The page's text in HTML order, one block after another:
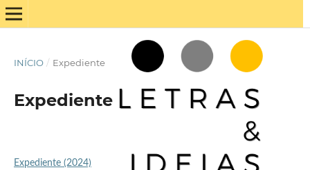
INÍCIO / Expediente
Expediente
Expediente (2024)